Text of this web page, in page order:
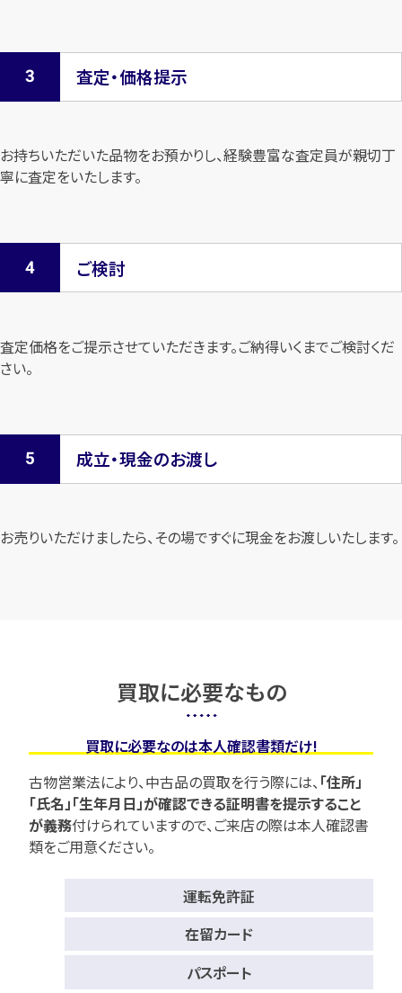
査定・価格提示
お持ちいただいた品物をお預かりし、経験豊富な査定員が親切丁
寧に査定をいたします。
ご検討
査定価格をご提示させていただきます。ご納得いくまでご検討くだ
さい。
成立・現金のお渡し
お売りいただけましたら、その場ですぐに現金をお渡しいたします。
買取に必要なもの
買取に必要なのは本人確認書類だけ!
古物営業法により、中古品の買取を行う際には、「住所」
「氏名」「生年月日」が確認できる証明書を提示すること
が義務付けられていますので、ご来店の際は本人確認書
類をご用意ください。
運転免許証
在留カード
パスポート